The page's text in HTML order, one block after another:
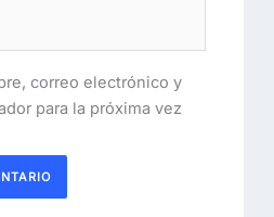
correo electrónico y
para la próxima vez